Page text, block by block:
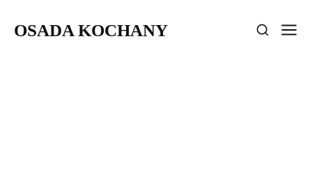
OSADA KOCHANY